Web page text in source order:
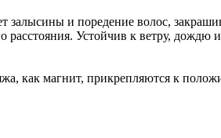
и поредение волос,
Устойчив к ветру, дождю
как магнит, прикрепляются к